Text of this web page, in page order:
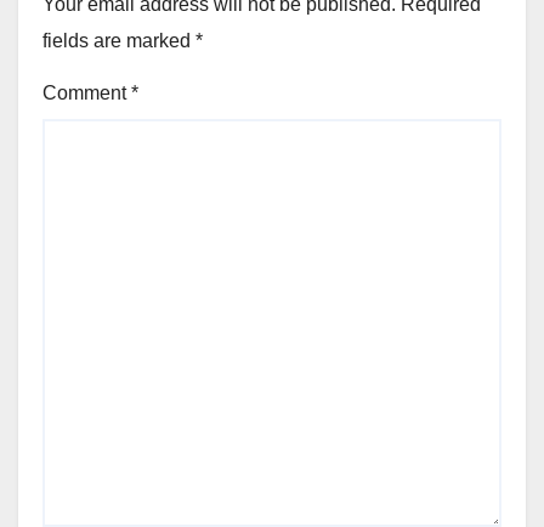
Your email address will not be published. Required
fields are marked *
Comment*